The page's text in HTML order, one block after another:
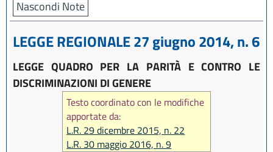
Nascondi Note
LEGGE REGIONALE 27 giugno 2014, n. 6
LEGGE QUADRO PER LA PARITÀ E CONTRO LE
DISCRIMINAZIONI DI GENERE
Testo coordinato con le modifiche
apportate da:
L.R. 29 dicembre 2015, n. 22
L.R. 30 maggio 2016, n. 9